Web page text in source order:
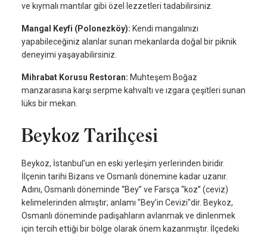
ve kıymalı mantılar gibi özel lezzetleri tadabilirsiniz.
Mangal Keyfi (Polonezköy): Kendi mangalınızı
yapabileceğiniz alanlar sunan mekanlarda doğal bir piknik
deneyimi yaşayabilirsiniz.
Mihrabat Korusu Restoran: Muhteşem Boğaz
manzarasına karşı serpme kahvaltı ve ızgara çeşitleri sunan
lüks bir mekan.
Beykoz Tarihçesi
Beykoz, İstanbul’un en eski yerleşim yerlerinden biridir.
İlçenin tarihi Bizans ve Osmanlı dönemine kadar uzanır.
Adını, Osmanlı döneminde “Bey” ve Farsça “koz” (ceviz)
kelimelerinden almıştır; anlamı "Bey’in Cevizi"dir. Beykoz,
Osmanlı döneminde padişahların avlanmak ve dinlenmek
için tercih ettiği bir bölge olarak önem kazanmıştır. İlçedeki